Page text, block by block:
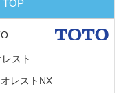
TOP
スト
レストNX